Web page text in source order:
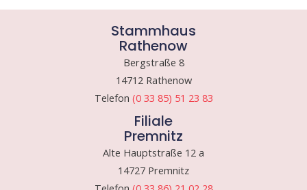
Stammhaus
Rathenow
Bergstraße 8
14712 Rathenow
Telefon (0 33 85) 51 23 83
Filiale
Premnitz
Alte Hauptstraße 12 a
14727 Premnitz